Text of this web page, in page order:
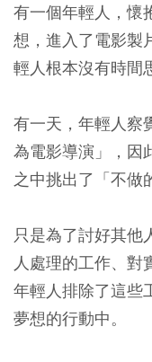
有一個年輕人，懷
想，進入了電影製
輕人根本沒有時間
有一天，年輕人察
為電影導演」，因
之中挑出了「不做
只是為了討好其他
人處理的工作、
年輕人排除了這些
夢想的行動中。